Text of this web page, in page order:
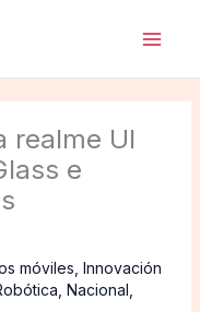
realme UI
e
móviles Innovación
Nacional